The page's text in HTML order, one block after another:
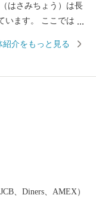
はさみちょう）は長
ます。 ここでは、
などの農畜産業が行
れ、当時貴重品で
地として、全国的に
まの食卓にも、波佐
、棚田、温泉など、
紹介をもっと見る
、Diners、AMEX）